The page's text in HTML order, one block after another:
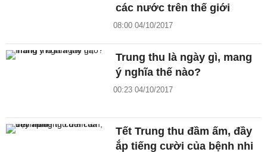
các nước trên thế giới
08:00 04/10/2017
Trung thu là ngày gì, mang
ý nghĩa thế nào?
00:23 04/10/2017
Tết Trung thu đầm ấm, đầy
ắp tiếng cười của bệnh nhi